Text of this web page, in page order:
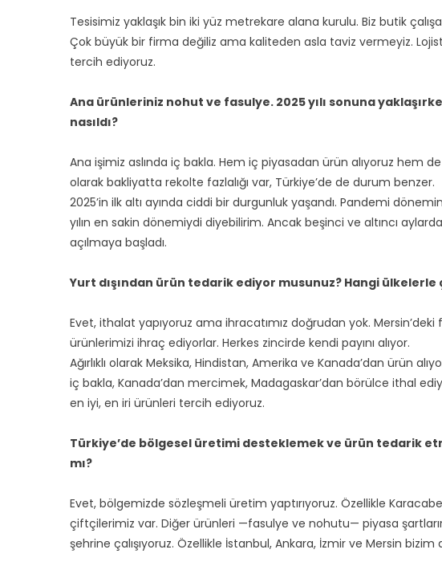
Tesisimiz yaklaşık bin iki yüz metrekare alana kurulu. Biz butik
Çok büyük bir firma değiliz ama kaliteden asla taviz vermeyiz.
tercih ediyoruz.
Ana ürünleriniz nohut ve fasulye. 2025 yılı sonuna
nasıldı?
Ana işimiz aslında iç bakla. Hem iç piyasadan ürün alıyoruz hem
olarak bakliyatta rekolte fazlalığı var, Türkiye’de de durum benzer.
2025’in ilk altı ayında ciddi bir durgunluk yaşandı. Pandemi
yılın en sakin dönemiydi diyebilirim. Ancak beşinci ve altıncı
açılmaya başladı.
Yurt dışından ürün tedarik ediyor musunuz? Hangi ülkelerle
Evet, ithalat yapıyoruz ama ihracatımız doğrudan yok.
ürünlerimizi ihraç ediyorlar. Herkes zincirde kendi payını alıyor.
Ağırlıklı olarak Meksika, Hindistan, Amerika ve Kanada’dan ürün
iç bakla, Kanada’dan mercimek, Madagaskar’dan börülce ithal
en iyi, en iri ürünleri tercih ediyoruz.
Türkiye’de bölgesel üretimi desteklemek ve ürün tedarik
mı?
Evet, bölgemizde sözleşmeli üretim yaptırıyoruz. Özellikle
çiftçilerimiz var. Diğer ürünleri —fasulye ve nohutu— piyasa
şehrine çalışıyoruz. Özellikle İstanbul, Ankara, İzmir ve Mersin bizim